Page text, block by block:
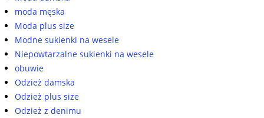
moda męska
Moda plus size
Modne sukienki na wesele
Niepowtarzalne sukienki na wesele
obuwie
Odzież damska
Odzież plus size
Odzież z denimu